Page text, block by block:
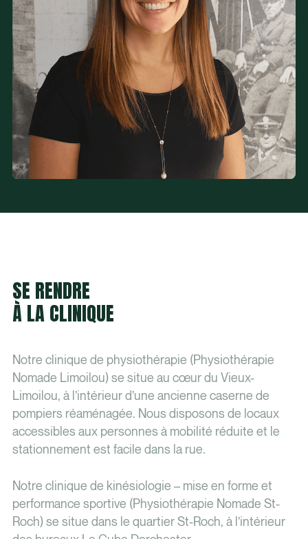
Douleurs et blessures communes
Douleur et rééducation abdominale, périnéale et pelvienne
Préparation à l’accouchement et rééducation post-partum
Physiothérapie pédiatrique (bébés)
Douleurs chroniques variées
SE RENDRE
À LA CLINIQUE
Notre clinique de physiothérapie (Physiothérapie
Nomade Limoilou) se situe au cœur du Vieux-
Limoilou, à l’intérieur d’une ancienne caserne de
pompiers réaménagée. Nous disposons de locaux
accessibles aux personnes à mobilité réduite et le
stationnement est facile dans la rue.
Notre clinique de kinésiologie – mise en forme et
performance sportive (Physiothérapie Nomade St-
Roch) se situe dans le quartier St-Roch, à l’intérieur